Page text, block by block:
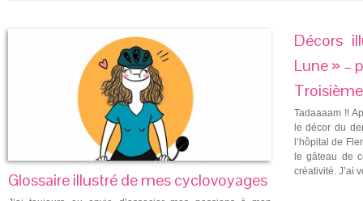
Glossaire illustré de mes cyclovoyages
Décors
Lune » –
Tadaaaam !!
le décor du
l’hôpital de
le gâteau de
créativité. J’ai